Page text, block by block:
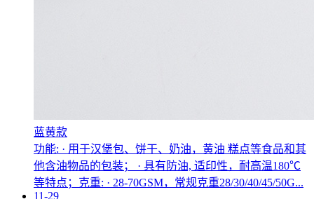
蓝黄款
功能: · 用于汉堡包、饼干、奶油，黄油 糕点等食品和其
他含油物品的包装； · 具有防油, 适印性，耐高温180℃
等特点；克重: · 28-70GSM，常规克重28/30/40/45/50G...
11-29